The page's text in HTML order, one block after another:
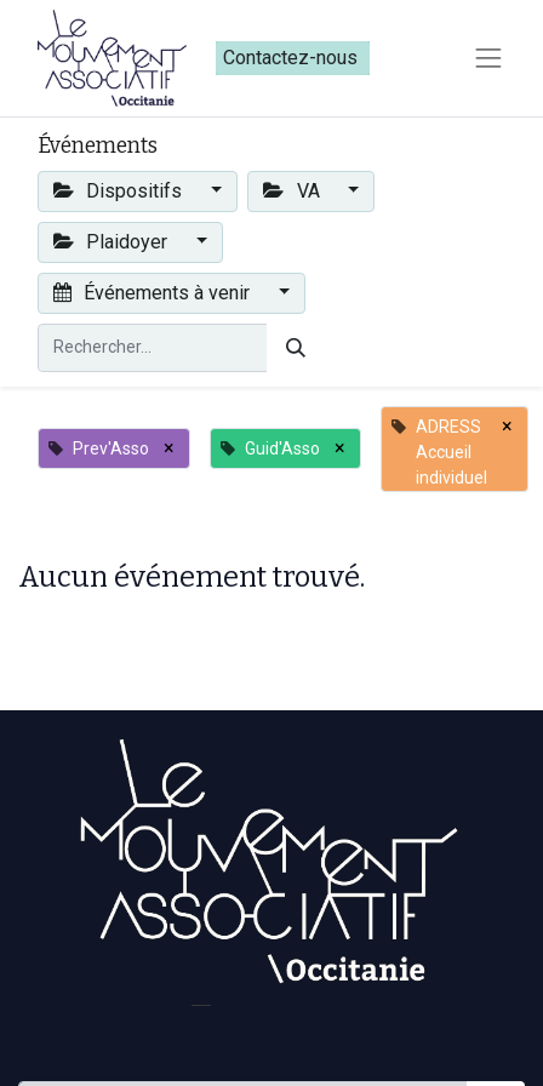
Contactez-nous​​
Événements
Dispositifs VA
Plaidoyer
Événements à venir
Prev'Asso × Guid'Asso ×
ADRESS
Accueil
individuel
×
Aucun événement trouvé.